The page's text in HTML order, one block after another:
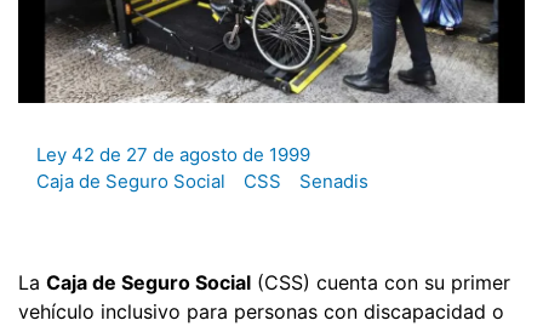
Ley 42 de 27 de agosto de 1999
Caja de Seguro Social
CSS Senadis
La Caja de Seguro Social (CSS) cuenta con su primer
vehículo inclusivo para personas con discapacidad o